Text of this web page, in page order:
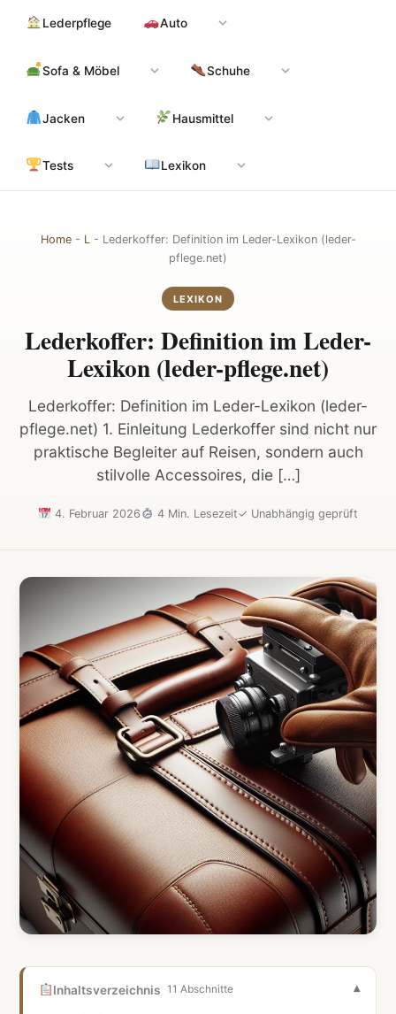
Inhalt
Lederpflege Auto
Sofa & Möbel Schuhe
Jacken Hausmittel
Tests Lexikon
Home- L- Lederkoffer: Definition im Leder-Lexikon (leder-
pflege.net)
LEXIKON
Lederkoffer: Definition im Leder-
Lexikon (leder-pflege.net)
Lederkoffer: Definition im Leder-Lexikon (leder-
pflege.net) 1. Einleitung Lederkoffer sind nicht nur
praktische Begleiter auf Reisen, sondern auch
stilvolle Accessoires, die […]
4. Februar 2026 4 Min. Lesezeit✓ Unabhängig geprüft
Inhaltsverzeichnis 11 Abschnitte